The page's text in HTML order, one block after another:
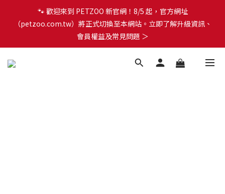
🐾 歡迎來到 PETZOO 新官網！8/5 起，官方網址
（petzoo.com.tw）將正式切換至本網站。立即了解升級資訊、
會員權益及常見問題 ＞
🐾 歡迎來到 PETZOO 新官網！8/5 起，官方網址
（petzoo.com.tw）將正式切換至本網站。立即了解升級資訊、
會員權益及常見問題 ＞
✨【新朋友見面禮】現在註冊即領 $100 購物金！全館滿 $1,500 享